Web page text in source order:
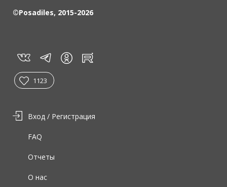
©Posadiles, 2015-2026
vk tg in rt
1123
Вход / Регистрация
О нас
Отчеты
FAQ